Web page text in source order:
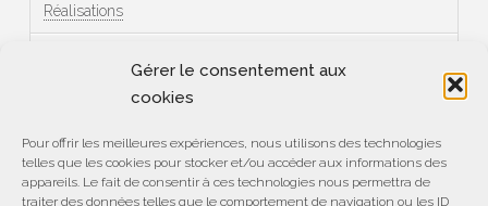
Gérer le consentement aux
cookies
Pour offrir les meilleures expériences, nous utilisons des technologies
telles que les cookies pour stocker et/ou accéder aux informations des
appareils. Le fait de consentir à ces technologies nous permettra de
traiter des données telles que le comportement de navigation ou les ID
Réalisations
Connexion